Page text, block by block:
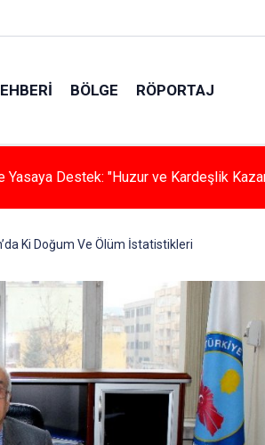
BÖLGE RÖPORTAJ
Konforu
Ki Doğum Ve Ölüm İstatistikleri